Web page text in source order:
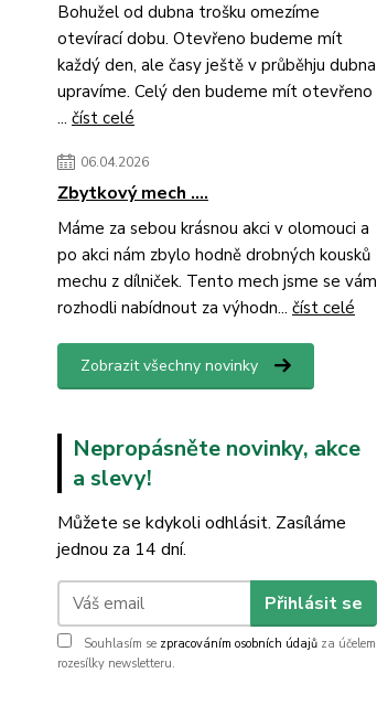
Bohužel od dubna trošku omezíme
otevírací dobu. Otevřeno budeme mít
každý den, ale časy ještě v průběhju dubna
upravíme. Celý den budeme mít otevřeno
... číst celé
06.04.2026
Zbytkový mech ....
Máme za sebou krásnou akci v olomouci a
po akci nám zbylo hodně drobných kousků
mechu z dílniček. Tento mech jsme se vám
rozhodli nabídnout za výhodn... číst celé
Zobrazit všechny novinky
Nepropásněte novinky, akce
a slevy!
Můžete se kdykoli odhlásit. Zasíláme
jednou za 14 dní.
Přihlásit se
Souhlasím se zpracováním osobních údajů za účelem
rozesílky newsletteru.